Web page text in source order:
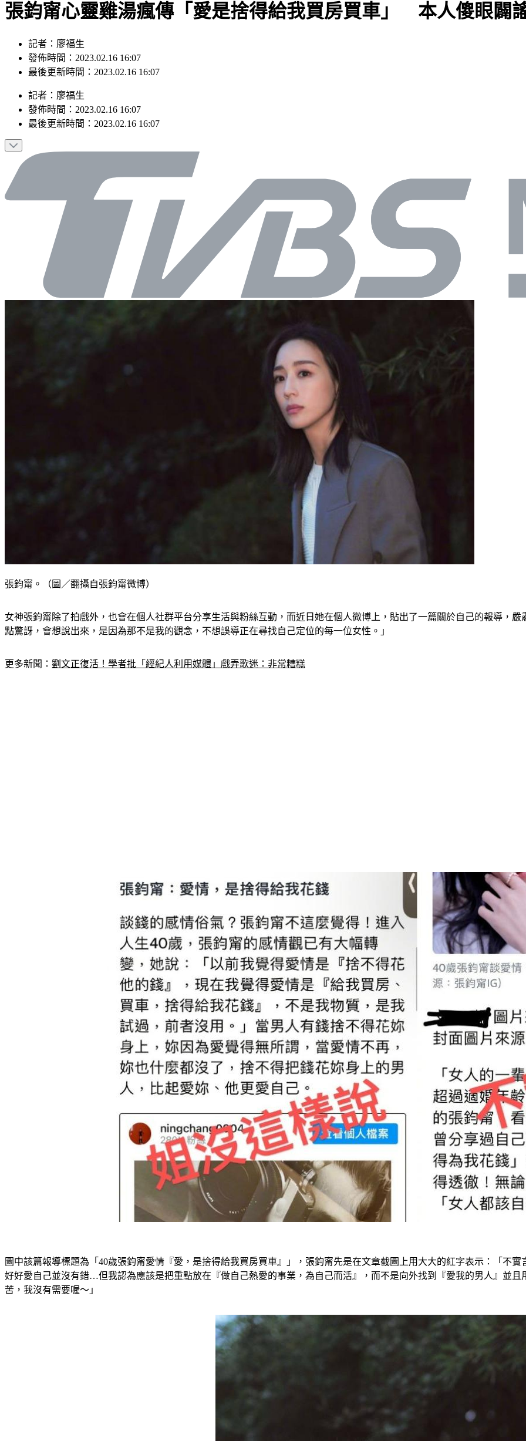
張鈞甯心靈雞湯瘋傳「愛是捨得給我買房買車」 本人傻眼闢
記者：廖福生
發佈時間：2023.02.16 16:07
最後更新時間：2023.02.16 16:07
記者 ： 廖福生
發佈時間： 2023.02.16 16:07
最後更新時間： 2023.02.16 16:07
張鈞甯。（圖／翻攝自張鈞甯微博）
女神張鈞甯除了拍戲外，也會在個人社群平台分享生活與粉絲互動，而近日她在個人微博上，貼出了一篇關於自己的報導，
點驚訝，會想說出來，是因為那不是我的觀念，不想誤導正在尋找自己定位的每一位女性。」
更多新聞： 劉文正復活！學者批「經紀人利用媒體」戲弄歌迷：非常糟糕
圖中該篇報導標題為「40歲張鈞甯愛情『愛，是捨得給我買房買車』」，張鈞甯先是在文章截圖上用大大的紅字表示：「不
好好愛自己並沒有錯…但我認為應該是把重點放在『做自己熱愛的事業，為自己而活』，而不是向外找到『愛我的男人』並
苦，我沒有需要喔～」